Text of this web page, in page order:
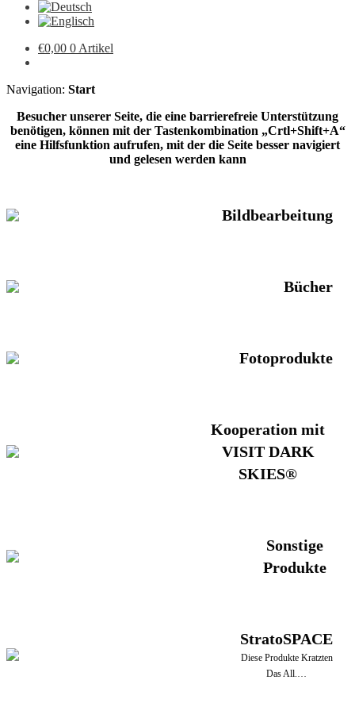
€0,00 0 Artikel
Navigation: Start
Besucher unserer Seite, die eine barrierefreie Unterstützung
benötigen, können mit der Tastenkombination „Crtl+Shift+A“
eine Hilfsfunktion aufrufen, mit der die Seite besser navigiert
und gelesen werden kann
Bildbearbeitung
Bücher
Fotoprodukte
Kooperation mit
VISIT DARK
SKIES®
Sonstige
Produkte
StratoSPACE
Diese Produkte Kratzten
Das All.…